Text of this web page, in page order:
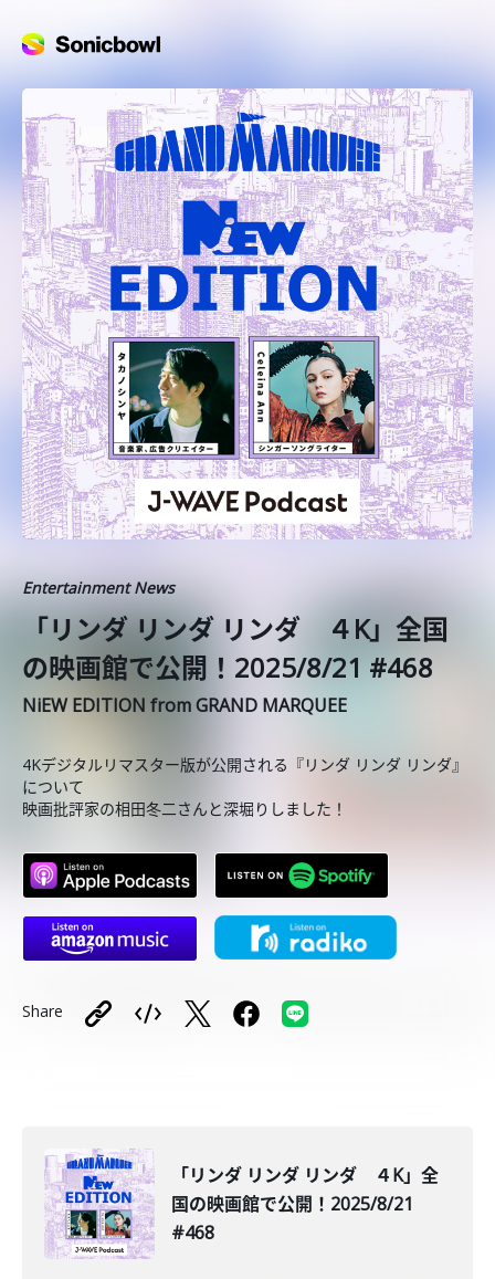
Entertainment News
「リンダ リンダ リンダ ４K」全国
の映画館で公開！2025/8/21 #468
NiEW EDITION from GRAND MARQUEE
4Kデジタルリマスター版が公開される『リンダ リンダ リンダ』
について
映画批評家の相田冬二さんと深堀りしました！
Share
「リンダ リンダ リンダ ４K」全
国の映画館で公開！2025/8/21
#468